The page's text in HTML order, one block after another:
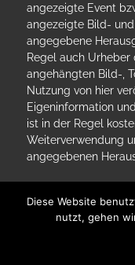
angezeigte Event
angezeigte Bild-
angegebene
Regel auch Urheber
angehängten Bild-,
Nutzung von hier
Eigeninformation
ist in der Regel
Weiterverwendung
angegebenen
Diese Website
nutzt, gehen